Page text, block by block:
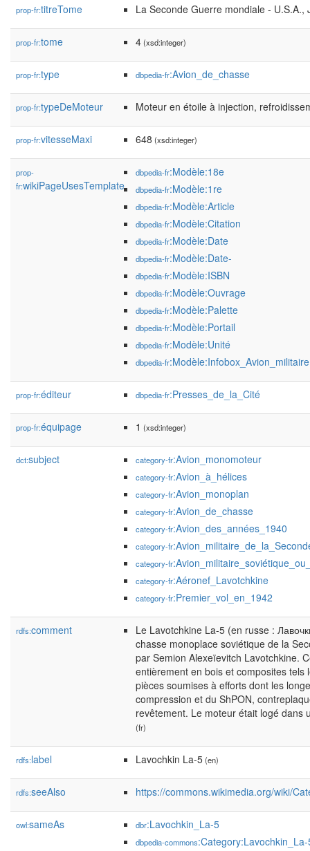
prop-fr:titreTome La Seconde Guerre mondiale - U.S.A.,
prop-fr:tome 4(xsd:integer)
prop-fr:type dbpedia-fr:Avion_de_chasse
prop-fr:typeDeMoteur Moteur en étoile à injection,
prop-fr:vitesseMaxi 648 (xsd:integer)
prop-
fr:wikiPageUsesTemplate
dbpedia-fr:Modèle:18e
dbpedia-fr:Modèle:1re
dbpedia-fr:Modèle:Article
dbpedia-fr:Modèle:Citation
dbpedia-fr:Modèle:Date
dbpedia-fr:Modèle:Date-
dbpedia-fr:Modèle:ISBN
dbpedia-fr:Modèle:Ouvrage
dbpedia-fr:Modèle:Palette
dbpedia-fr:Modèle:Portail
dbpedia-fr:Modèle:Unité
dbpedia-fr:Modèle:Infobox_Avion_militaire
prop-fr:éditeur dbpedia-fr:Presses_de_la_Cité
prop-fr:équipage 1 (xsd:integer)
dct:subject category-fr:Avion_monomoteur
category-fr:Avion_à_hélices
category-fr:Avion_monoplan
category-fr:Avion_de_chasse
category-fr:Avion_des_années_1940
category-fr
category-fr
category-fr:Aéronef_Lavotchkine
category-fr:Premier_vol_en_1942
rdfs:comment
Le Lavotchkine La-5 (en russe :
chasse monoplace soviétique de la
par Semion Alexeïevitch Lavotchkine.
entièrement en bois et composites tels
pièces soumises à efforts dont les
compression et du ShPON,
revêtement. Le moteur était logé dans
(fr)
rdfs:label Lavochkin La-5(en)
rdfs:seeAlso https://commons.wikimedia.org/wiki/
owl:sameAs dbr:Lavochkin_La-5
dbpedia-commons